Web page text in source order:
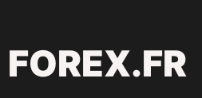
FOREX.FR